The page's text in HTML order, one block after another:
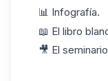
📊 Infografía.
📖 El libro
🎥 El